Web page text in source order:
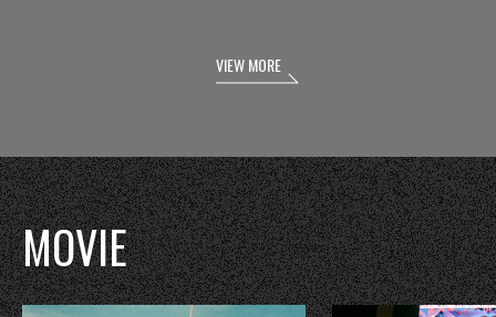
VIEW MORE
MOVIE